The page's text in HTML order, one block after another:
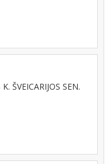
ŠVEICARIJOS SEN.